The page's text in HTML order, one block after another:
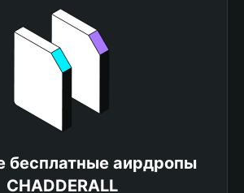
бесплатные аирдропы
CHADDERALL